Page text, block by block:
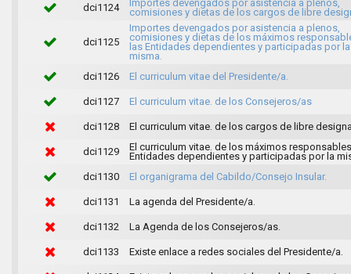
dci1124
Importes devengados por asistencia a plenos,
comisiones y dietas de los cargos de libre
dci1125
Importes devengados por asistencia a plenos,
comisiones y dietas de los máximos
las Entidades dependientes y participadas por la
misma.
dci1126
El curriculum vitae del Presidente/a.
dci1127 El curriculum vitae. de los Consejeros/as
dci1128 El curriculum vitae. de los cargos de libre
dci1129
El curriculum vitae. de los máximos
Entidades dependientes y participadas por la
dci1130
El organigrama del Cabildo/Consejo Insular.
dci1131 La agenda del Presidente/a.
dci1132 La Agenda de los Consejeros/as.
dci1133 Existe enlace a redes sociales del Presidente/a.